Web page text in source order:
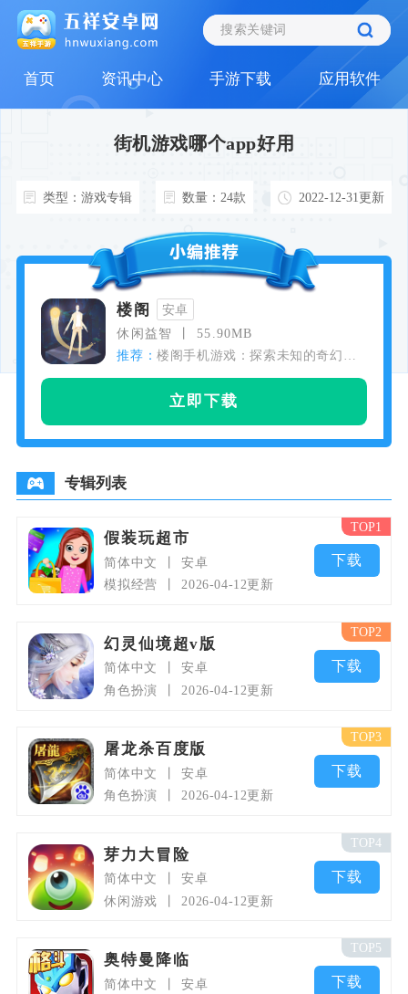
首页 资讯中心 手游下载 应用软件
街机游戏哪个app好用
类型：游戏专辑 数量：24款 2022-12-31更新
楼阁
安卓
休闲益智
55.90MB
推荐：楼阁手机游戏：探索未知的奇幻世
立即下载
专辑列表
假装玩超市
简体中文
安卓
模拟经营
2026-04-12更新
下载
TOP1
幻灵仙境超v版
简体中文
安卓
角色扮演
2026-04-12更新
下载
TOP2
屠龙杀百度版
简体中文
安卓
角色扮演
2026-04-12更新
下载
TOP3
芽力大冒险
简体中文
安卓
休闲游戏
2026-04-12更新
下载
TOP4
奥特曼降临
简体中文
安卓
下载
TOP5